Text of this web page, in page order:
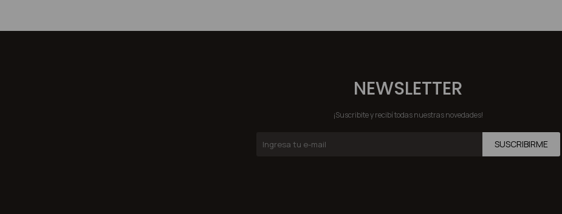
NEWSLETTER
¡Suscribite y recibí todas nuestras novedades!
SUSCRIBIRME